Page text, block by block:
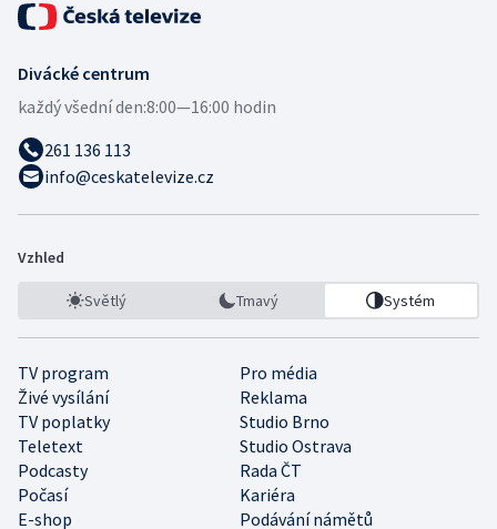
Divácké centrum
každý všední den:8:00—16:00 hodin
261 136 113
info@ceskatelevize.cz
Vzhled
Světlý Tmavý Systém
TV program
Pro média
Živé vysílání
Reklama
TV poplatky
Studio Brno
Teletext
Studio Ostrava
Podcasty
Rada ČT
Počasí
Kariéra
E-shop
Podávání námětů